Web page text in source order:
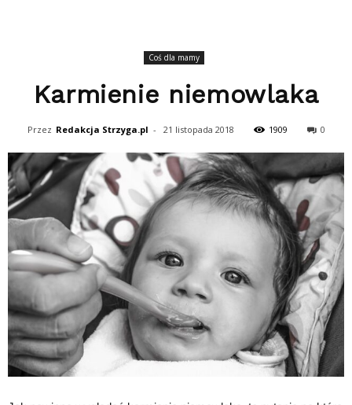
Coś dla mamy
Karmienie niemowlaka
Przez Redakcja Strzyga.pl - 21 listopada 2018 1909 0